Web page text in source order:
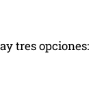
tres opciones: